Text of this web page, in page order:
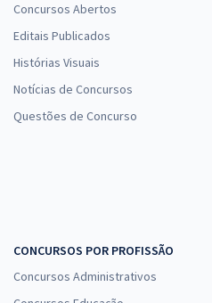
Concursos Abertos
Editais Publicados
Histórias Visuais
Notícias de Concursos
Questões de Concurso
CONCURSOS POR PROFISSÃO
Concursos Administrativos